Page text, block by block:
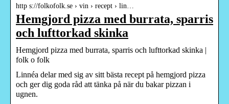
http s://folkofolk.se › vin › recept › lin…
Hemgjord pizza med burrata, sparris
och lufttorkad skinka
Hemgjord pizza med burrata, sparris och lufttorkad skinka |
folk o folk
Linnéa delar med sig av sitt bästa recept på hemgjord pizza
och ger dig goda råd att tänka på när du bakar pizzan i
ugnen.